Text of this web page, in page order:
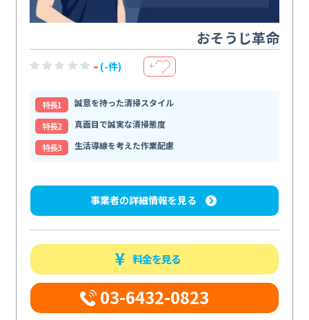
おそうじ革命
- (-件) ＋
特⻑1
誠意を持った清掃スタイル
特⻑2
真面目で誠実な清掃態度
特⻑3
生活導線を考えた作業配慮
事業者の詳細情報を見る
料金を見る
03-6432-0823